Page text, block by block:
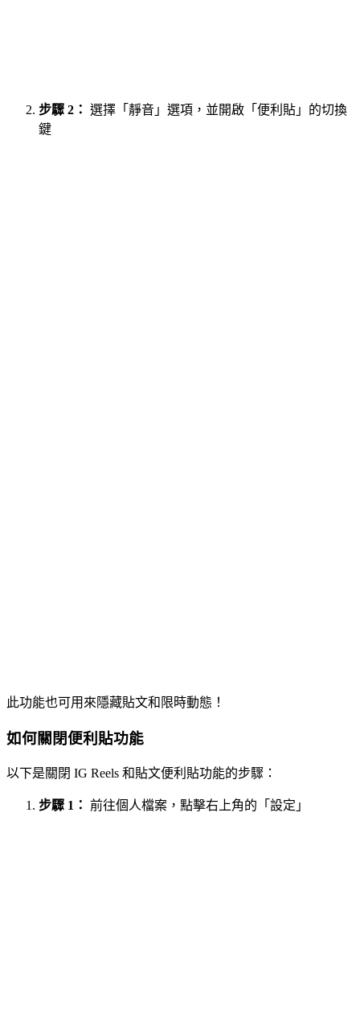
步驟 2： 選擇「靜音」選項，並開啟「便利貼」的切換
鍵
此功能也可用來隱藏貼文和限時動態！
如何關閉便利貼功能
以下是關閉 IG Reels 和貼文便利貼功能的步驟：
步驟 1： 前往個人檔案，點擊右上角的「設定」